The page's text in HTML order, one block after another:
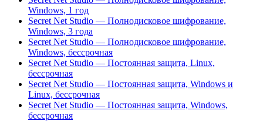
Windows, 1 год
Secret Net Studio — Полнодисковое шифрование,
Windows, 3 года
Secret Net Studio — Полнодисковое шифрование,
Windows, бессрочная
Secret Net Studio — Постоянная защита, Linux,
бессрочная
Secret Net Studio — Постоянная защита, Windows и
Linux, бессрочная
Secret Net Studio — Постоянная защита, Windows,
бессрочная